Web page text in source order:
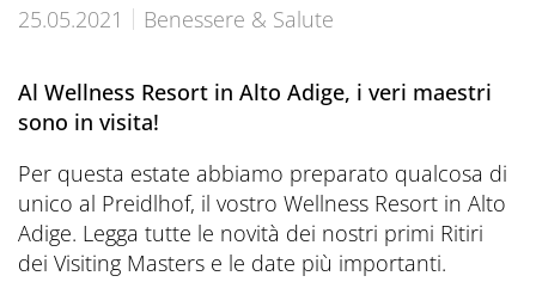
Preferred Hotels & Resorts
Spa & Retreats X2
The Pools
Sauna Tower
Terme
News Blog
Escursioni & esperienze
Winter Romantic
Prospetti
Informazioni Utili
Prenota ora
CONTATTI
25.05.2021 Benessere & Salute
Al Wellness Resort in Alto Adige, i veri maestri
sono in visita!
Per questa estate abbiamo preparato qualcosa di
unico al Preidlhof, il vostro Wellness Resort in Alto
Adige. Legga tutte le novità dei nostri primi Ritiri
dei Visiting Masters e le date più importanti.